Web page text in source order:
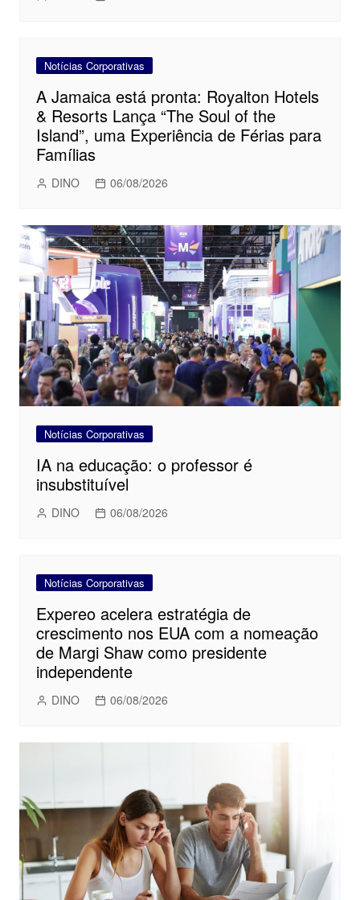
Notícias Corporativas
A Jamaica está pronta: Royalton Hotels
& Resorts Lança “The Soul of the
Island”, uma Experiência de Férias para
Famílias
DINO 06/08/2026
Notícias Corporativas
IA na educação: o professor é
insubstituível
DINO 06/08/2026
Notícias Corporativas
Expereo acelera estratégia de
crescimento nos EUA com a nomeação
de Margi Shaw como presidente
independente
DINO 06/08/2026